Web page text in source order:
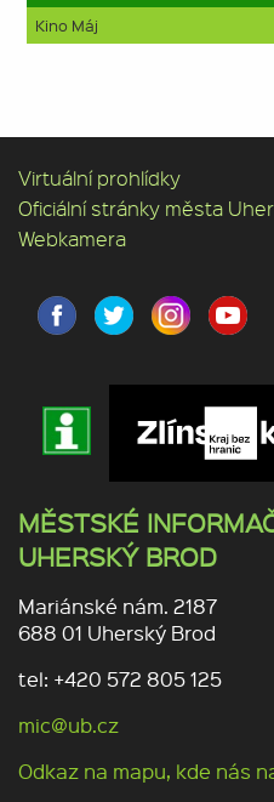
Kino Máj
Virtuální prohlídky
Oficiální stránky města
Webkamera
MĚSTSKÉ
UHERSKÝ BROD
Mariánské nám. 2187
688 01 Uherský Brod
tel: +420 572 805 125
mic@ub.cz
Odkaz na mapu, kde nás